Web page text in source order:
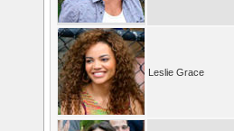
Leslie Grace